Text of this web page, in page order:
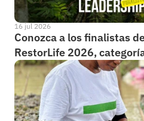
16 jul 2026
Conozca a los finalistas
RestorLife 2026,